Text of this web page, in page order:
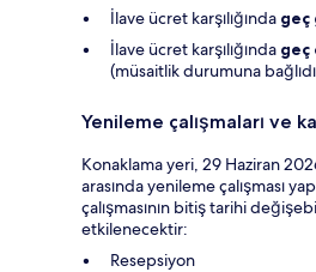
İlave ücret karşılığında geç
İlave ücret karşılığında geç
(müsaitlik durumuna
Yenileme çalışmaları ve
Konaklama yeri, 29 Haziran
arasında yenileme çalışması
çalışmasının bitiş tarihi
etkilenecektir:
Resepsiyon